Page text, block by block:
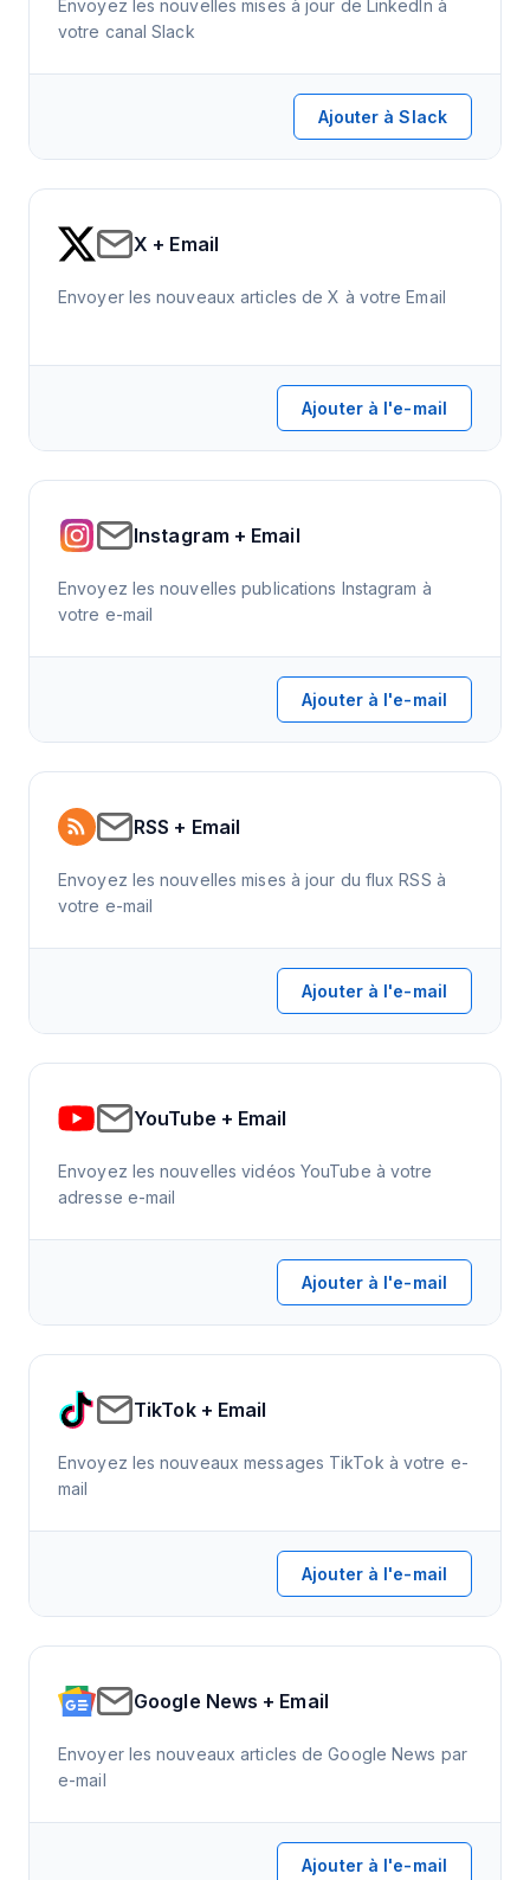
Envoyez les nouvelles mises à jour de LinkedIn à
votre canal Slack
Ajouter à Slack
X + Email
Envoyer les nouveaux articles de X à votre Email
Ajouter à l'e-mail
Instagram + Email
Envoyez les nouvelles publications Instagram à
votre e-mail
Ajouter à l'e-mail
RSS + Email
Envoyez les nouvelles mises à jour du flux RSS à
votre e-mail
Ajouter à l'e-mail
YouTube + Email
Envoyez les nouvelles vidéos YouTube à votre
adresse e-mail
Ajouter à l'e-mail
TikTok + Email
Envoyez les nouveaux messages TikTok à votre e-
mail
Ajouter à l'e-mail
Google News + Email
Envoyer les nouveaux articles de Google News par
e-mail
Ajouter à l'e-mail